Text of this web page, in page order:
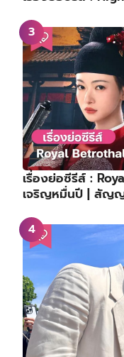
เรื่องย่อซีรีส์ :
เจริญหมื่นปี | สัญญ